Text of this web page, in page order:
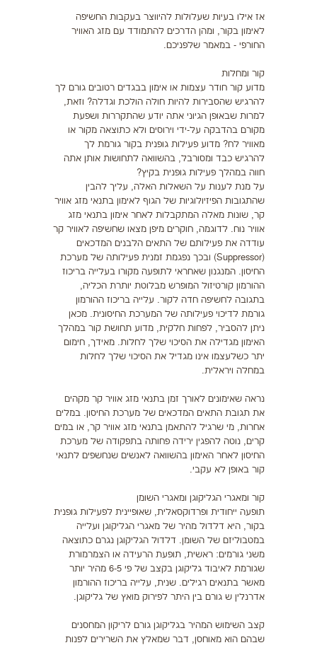
אז אילו בעיות שעלולות להיווצר בעקבות החשיפה
לאימון בקור, ומהן הדרכים להתמודד עם מזג האוויר
החורפי - במאמר שלפניכם.
קור ומחלות
מדוע קור חודר עצמות או אימון בבגדים רטובים גורם לך
להרגיש שהסבירות להיות חולה הולכת וגדלה? וזאת,
למרות שבאופן הגיוני אתה יודע שהתקררות ושפעת
מקורם בהדבקה על-ידי וירוסים ולא כתוצאה מקור או
מאוויר לח? מדוע פעילות גופנית בקור גורמת לך
להרגיש כבד ומסורבל, בהשוואה לתחושות אותן אתה
חווה במהלך פעילות גופנית בקיץ?
על מנת לענות על השאלות האלה, עליך להבין
שהתגובות הפיזיולוגיות של הגוף לאימון בתנאי מזג אוויר
קר, שונות מאלה המתקבלות לאחר אימון בתנאי מזג
אוויר נוח. לדוגמה, חוקרים מיפן מצאו שחשיפה לאוויר קר
עודדה את פעילותם של התאים הלבנים המדכאים
(Suppressor) ובכך נפגמת זמנית פעילותה של מערכת
החיסון. המנגנון שאחראי לתופעה מקורו בעלייה בריכוז
ההורמון קורטיזול המופרש מבלוטת יותרת הכליה,
בתגובה לחשיפה חדה לקור. עלייה בריכוז ההורמון
גורמת לדיכוי פעילותה של המערכת החיסונית. מכאן
ניתן להסביר, לפחות חלקית, מדוע תחושת קור במהלך
האימון מגדילה את הסיכוי שלך לחלות. מאידך, חימום
יתר כשלעצמו אינו מגדיל את הסיכוי שלך לחלות
במחלה ויראלית.
נראה שאימונים לאורך זמן בתנאי מזג אוויר קר מקהים
את תגובת התאים המדכאים של מערכת החיסון. במלים
אחרות, מי שרגיל להתאמן בתנאי מזג אוויר קר, או במים
קרים, נוטה להפגין ירידה פחותה בתפקודה של מערכת
החיסון לאחר האימון בהשוואה לאנשים שנחשפים לתנאי
קור באופן לא עקבי.
קור ומאגרי הגליקוגן ומאגרי השומן
תופעה ייחודית ופרדוקסאלית, שאופיינית לפעילות גופנית
בקור, היא דלדול מהיר של מאגרי הגליקוגן ועלייה
במטבוליזם של השומן. דלדול הגליקוגן נגרם כתוצאה
משני גורמים: ראשית, תופעת הרעידה או הצמרמורת
שגורמת לאיבוד גליקוגן בקצב של פי 6-5 מהיר יותר
מאשר בתנאים רגילים. שנית, עלייה בריכוז ההורמון
אדרנלין ש גורם בין היתר לפירוק מואץ של גליקוגן.
קצב השימוש המהיר בגליקוגן גורם לריקון המחסנים
שבהם הוא מאוחסן, דבר שמאלץ את השרירים לפנות